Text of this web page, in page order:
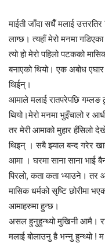
माईती जाँदा सधैँ मलाई
लाग्छ। त्यहाँ मेरो मनमा
त्यो हो मेरो पहिलो पटकको
बनाएको थियो। एक अबोध
थिईन्।
आमाले मलाई रातपरेपछि गम्लङ
थियो।मेरो मनमा भुइँचालो र
तर मेरी आमाको मुहार हँसिलो
थिइन् । सबै झ्याल बन्द गरेर
आमा । घरमा साना साना भाई
पिरलो, कता कता भ्याउने। तर
मासिक धर्मको सृष्टि छोरीमा
आमाहरुमा हुन्छ।
असल हुनुहुन्थ्यो मुखिनी आमै।
मलाई बोलाउनु है भन्नु हुन्थ्यो !